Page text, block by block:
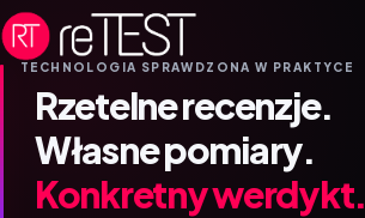
TECHNOLOGIA SPRAWDZONA W PRAKTYCE
Rzetelne recenzje.
Własne pomiary.
Konkretny werdykt.